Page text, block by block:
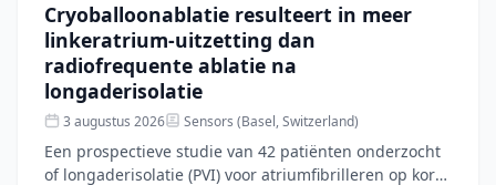
Cryoballoonablatie resulteert in meer
linkeratrium-uitzetting dan
radiofrequente ablatie na
longaderisolatie
3 augustus 2026 Sensors (Basel, Switzerland)
Een prospectieve studie van 42 patiënten onderzocht
of longaderisolatie (PVI) voor atriumfibrilleren op korte